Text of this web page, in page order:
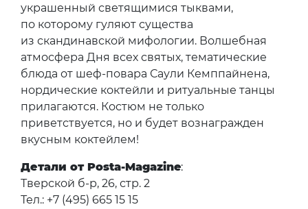
украшенный светящимися тыквами,
по которому гуляют существа
из скандинавской мифологии. Волшебная
атмосфера Дня всех святых, тематические
блюда от шеф-повара Саули Кемппайнена,
нордические коктейли и ритуальные танцы
прилагаются. Костюм не только
приветствуется, но и будет вознагражден
вкусным коктейлем!
Детали от Posta-Magazine:
Тверской б-р, 26, стр. 2
Тел.: +7 (495) 665 15 15